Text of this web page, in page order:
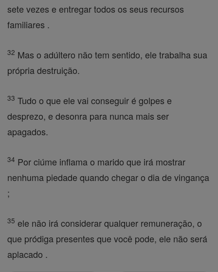
sete vezes e entregar todos os seus recursos
familiares .
32 Mas o adúltero não tem sentido, ele trabalha sua
própria destruição.
33 Tudo o que ele vai conseguir é golpes e
desprezo, e desonra para nunca mais ser
apagados.
34 Por ciúme inflama o marido que irá mostrar
nenhuma piedade quando chegar o dia de vingança
;
35 ele não irá considerar qualquer remuneração, o
que pródiga presentes que você pode, ele não será
aplacado .